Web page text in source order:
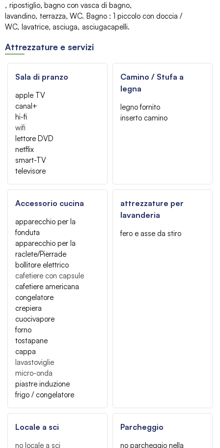
ripostiglio bagno con vasca di bagno,
lavandino terrazza WC Bagno : 1 piccolo con doccia /
WC
lavatrice asciuga asciugacapelli
Attrezzature e servizi
Sala di pranzo
apple TV
canal+
hi-fi
wifi
lettore DVD
netflix
smart-TV
televisore
Camino / Stufa a
legna
legno fornito
inserto camino
Accessorio cucina
apparecchio per la
fonduta
apparecchio per la
raclete/Pierrade
bollitore elettrico
cafetiere con capsule
cafetiere americana
congelatore
crepiera
cuocivapore
forno
tostapane
cappa
lavastoviglie
micro-onda
piastre induzione
frigo / congelatore
attrezzature per
lavanderia
fero e asse da stiro
Locale a sci
no locale a sci
Parcheggio
no parcheggio nella